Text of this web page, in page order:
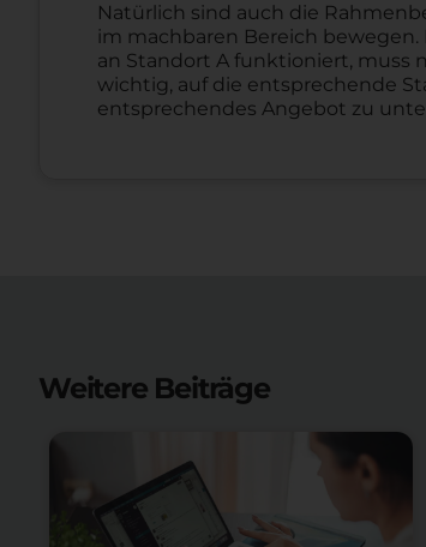
Natürlich sind auch die
im machbaren Bereich
an Standort A funktioniert, muss
wichtig, auf die entsprechende
entsprechendes Angebot zu
Weitere Beiträge